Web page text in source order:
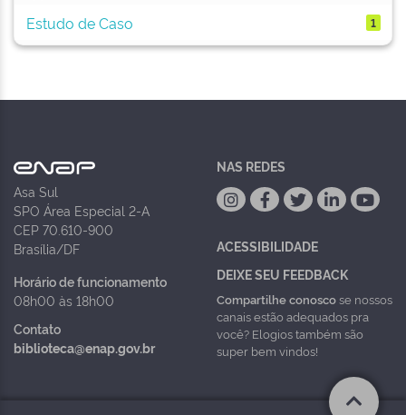
Estudo de Caso
1
Asa Sul
SPO Área Especial 2-A
CEP 70.610-900
Brasília/DF
Horário de funcionamento
08h00 às 18h00
Contato
biblioteca@enap.gov.br
NAS REDES
ACESSIBILIDADE
DEIXE SEU FEEDBACK
Compartilhe conoscose nossos
canais estão adequados pra
você? Elogios também são
super bem vindos!